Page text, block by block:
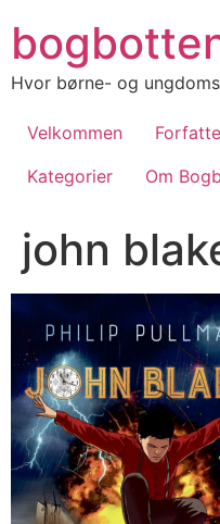
indhold
Hvor børne- og
Velkommen
Kategorier
Om
john